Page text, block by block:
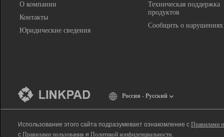
О компании
Контакты
Юридические сведения
Техническая поддержка
продуктов
Сообщить о нарушениях
Россия - Русский
Использование этого сайта подразумевает ознакомление с Правилами
с Правилами пользования и Политикой конфиденциальности.